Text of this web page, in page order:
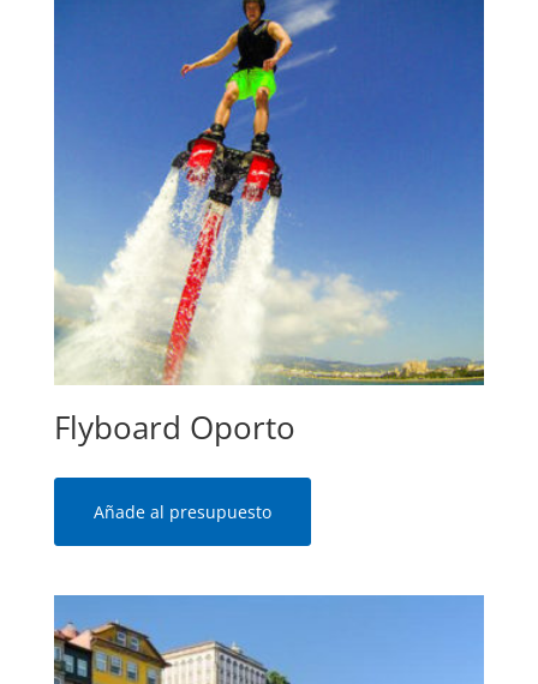
Flyboard Oporto
Añade al presupuesto